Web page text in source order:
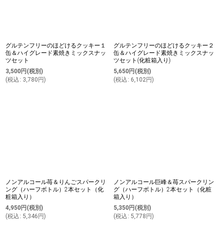
グルテンフリーのほどけるクッキー１
缶＆ハイグレード素焼きミックスナッ
ツセット
3,500円 (税別)
(税込 : 3,780 円)
グルテンフリーのほどけるクッキー２
缶＆ハイグレード素焼きミックスナッ
ツセット(化粧箱入り)
5,650円 (税別)
(税込 : 6,102円)
ノンアルコール苺＆りんごスパークリ
ング（ハーフボトル）2本セット（化
粧箱入り）
4,950円 (税別)
(税込 : 5,346 円)
ノンアルコール巨峰＆苺スパークリン
グ（ハーフボトル）2本セット（化粧
箱入り）
5,350円 (税別)
(税込 : 5,778 円)